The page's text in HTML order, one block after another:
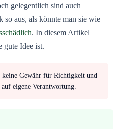
gelegentlich sind auch
so aus, als könnte man sie wie
. In diesem Artikel
gute Idee ist.
Gewähr für Richtigkeit und
eigene Verantwortung.